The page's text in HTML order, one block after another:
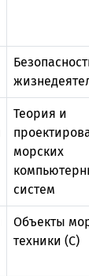
Теория и
морских
систем
Объекты
техники (С)